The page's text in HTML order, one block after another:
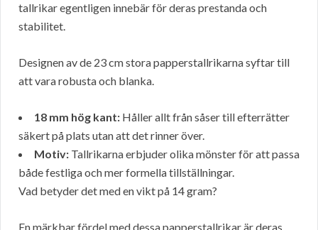
tallrikar egentligen innebär för deras prestanda och
stabilitet.
Designen av de 23 cm stora papperstallrikarna syftar till
att vara robusta och blanka.
18 mm hög kant: Håller allt från såser till efterrätter
säkert på plats utan att det rinner över.
Motiv: Tallrikarna erbjuder olika mönster för att passa
både festliga och mer formella tillställningar.
Vad betyder det med en vikt på 14 gram?
En märkbar fördel med dessa papperstallrikar är deras